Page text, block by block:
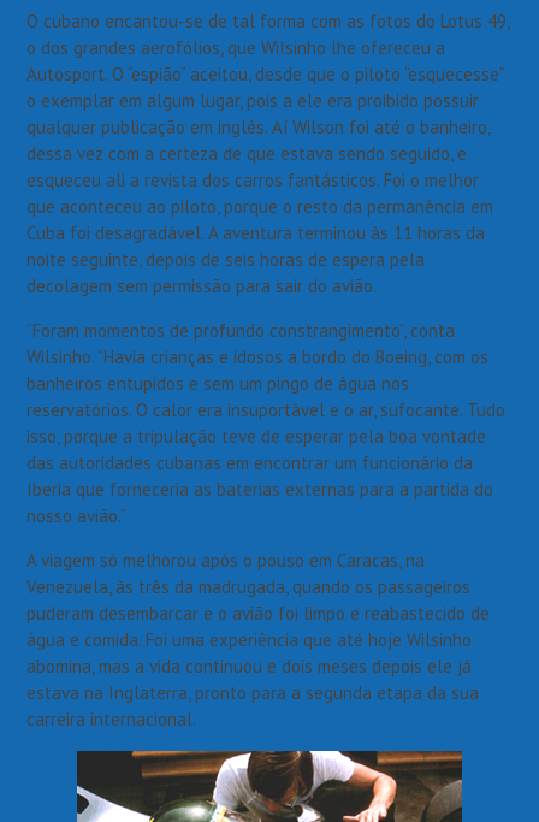
O cubano encantou-se de tal forma com as fotos do Lotus 49,
o dos grandes aerofólios, que Wilsinho lhe ofereceu a
Autosport. O “espião” aceitou, desde que o piloto “esquecesse”
o exemplar em algum lugar, pois a ele era proibido possuir
qualquer publicação em inglês. Aí Wilson foi até o banheiro,
dessa vez com a certeza de que estava sendo seguido, e
esqueceu ali a revista dos carros fantásticos. Foi o melhor
que aconteceu ao piloto, porque o resto da permanência em
Cuba foi desagradável. A aventura terminou às 11 horas da
noite seguinte, depois de seis horas de espera pela
decolagem sem permissão para sair do avião.
“Foram momentos de profundo constrangimento”, conta
Wilsinho. “Havia crianças e idosos a bordo do Boeing, com os
banheiros entupidos e sem um pingo de água nos
reservatórios. O calor era insuportável e o ar, sufocante. Tudo
isso, porque a tripulação teve de esperar pela boa vontade
das autoridades cubanas em encontrar um funcionário da
Iberia que forneceria as baterias externas para a partida do
nosso avião.”
A viagem só melhorou após o pouso em Caracas, na
Venezuela, às três da madrugada, quando os passageiros
puderam desembarcar e o avião foi limpo e reabastecido de
água e comida. Foi uma experiência que até hoje Wilsinho
abomina, mas a vida continuou e dois meses depois ele já
estava na Inglaterra, pronto para a segunda etapa da sua
carreira internacional.